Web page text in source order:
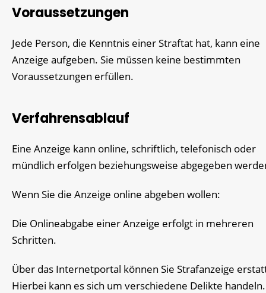
Voraussetzungen
Jede Person, die Kenntnis einer Straftat hat, kann eine
Anzeige aufgeben. Sie müssen keine bestimmten
Voraussetzungen erfüllen.
Verfahrensablauf
Eine Anzeige kann online, schriftlich, telefonisch oder
mündlich erfolgen beziehungsweise abgegeben
Wenn Sie die Anzeige online abgeben wollen:
Die Onlineabgabe einer Anzeige erfolgt in mehreren
Schritten.
Über das Internetportal können Sie Strafanzeige
Hierbei kann es sich um verschiedene Delikte handeln.